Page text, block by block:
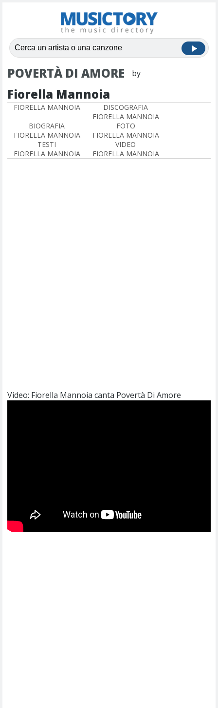
POVERTÀ DI AMORE by
Fiorella Mannoia
FIORELLA MANNOIA
DISCOGRAFIA
FIORELLA MANNOIA
BIOGRAFIA
FIORELLA MANNOIA
FOTO
FIORELLA MANNOIA
TESTI
FIORELLA MANNOIA
VIDEO
FIORELLA MANNOIA
Video: Fiorella Mannoia canta Povertà Di Amore